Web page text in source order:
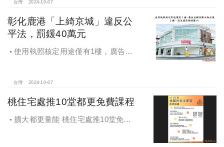
台灣 2024-10-07
彰化鹿港「上綺京城」違反公
平法，罰鍰40萬元
使用執照核定用途僅有1樓，廣告宣
台灣 2024-10-07
桃住宅處推10堂都更免費課程
擴大都更量能 桃住宅處推10堂免費